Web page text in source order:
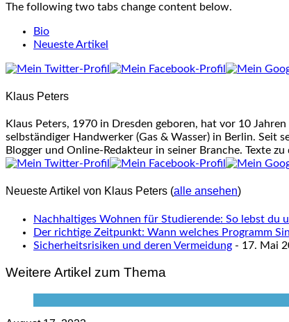
The following two tabs change content below.
Bio
Neueste Artikel
Klaus Peters
Klaus Peters, 1970 in Dresden geboren, hat vor 10
selbständiger Handwerker (Gas & Wasser) in Berlin.
Blogger und Online-Redakteur in seiner Branche. Texte
Neueste Artikel von Klaus Peters (alle ansehen)
Nachhaltiges Wohnen für Studierende: So lebst du
Der richtige Zeitpunkt: Wann welches Programm
Sicherheitsrisiken und deren Vermeidung - 17. Mai
Weitere Artikel zum Thema